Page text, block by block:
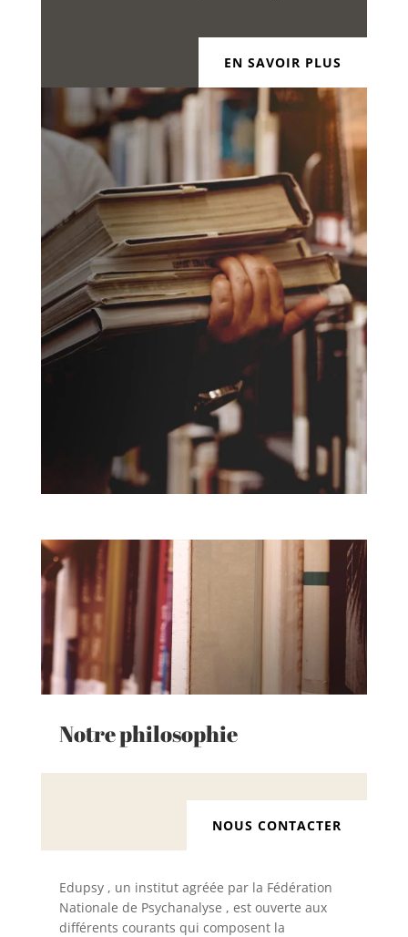
EN SAVOIR PLUS
Notre philosophie
NOUS CONTACTER
Edupsy , un institut agréée par la Fédération
Nationale de Psychanalyse , est ouverte aux
différents courants qui composent la